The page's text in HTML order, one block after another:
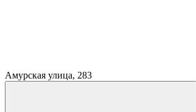
Амурская улица, 283